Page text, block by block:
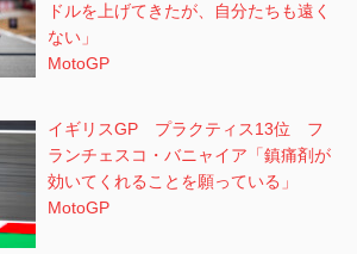
ドルを上げてきたが、自分たちも遠く
ない」
MotoGP
イギリスGP プラクティス13位 フ
ランチェスコ・バニャイア「鎮痛剤が
効いてくれることを願っている」
MotoGP